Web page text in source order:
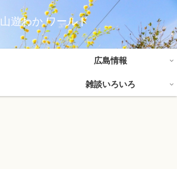
山遊わか ワールド
広島情報
雑談いろいろ